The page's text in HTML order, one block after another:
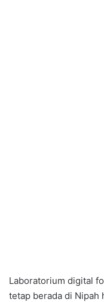
Laboratorium digital
tetap berada di Nipah